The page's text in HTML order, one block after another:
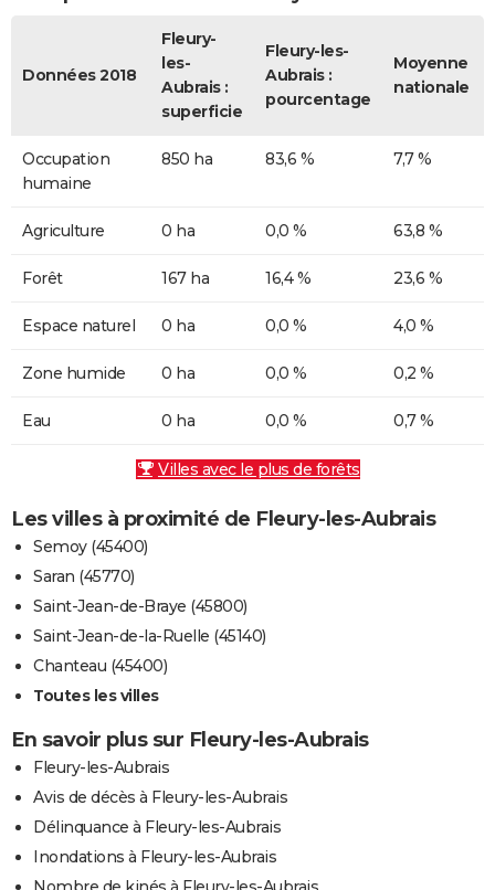
Données 2018
Fleury-
les-
Aubrais :
superficie
Fleury-les-
Aubrais :
pourcentage
Moyenne
nationale
Occupation
humaine
850 ha 83,6 % 7,7 %
Agriculture 0 ha 0,0 % 63,8 %
Forêt 167 ha 16,4 % 23,6 %
Espace naturel 0 ha 0,0 % 4,0 %
Zone humide 0 ha 0,0 % 0,2 %
Eau 0 ha 0,0 % 0,7 %
Villes avec le plus de forêts
Les villes à proximité de Fleury-les-Aubrais
Semoy (45400)
Saran (45770)
Saint-Jean-de-Braye (45800)
Saint-Jean-de-la-Ruelle (45140)
Chanteau (45400)
Toutes les villes
En savoir plus sur Fleury-les-Aubrais
Fleury-les-Aubrais
Avis de décès à Fleury-les-Aubrais
Délinquance à Fleury-les-Aubrais
Inondations à Fleury-les-Aubrais